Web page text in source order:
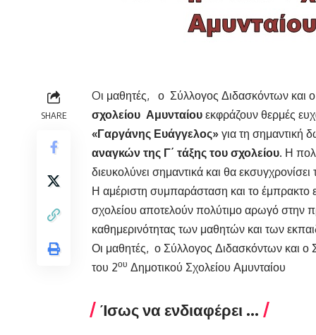
SHARE
Oι μαθητές, ο Σύλλογος Διδασκόντων και
σχολείου Αμυνταίου εκφράζουν θερμές
«Γαργάνης Ευάγγελος» για τη σημαντική
αναγκών της Γ΄ τάξης του σχολείου. Η
διευκολύνει σημαντικά και θα εκσυγχρονίσει
Η αμέριστη συμπαράσταση και το έμπρακτο
σχολείου αποτελούν πολύτιμο αρωγό στην
καθημερινότητας των μαθητών και των
Οι μαθητές, ο Σύλλογος Διδασκόντων και
του 2ου Δημοτικού Σχολείου Αμυνταίου
Ίσως να ενδιαφέρει ...